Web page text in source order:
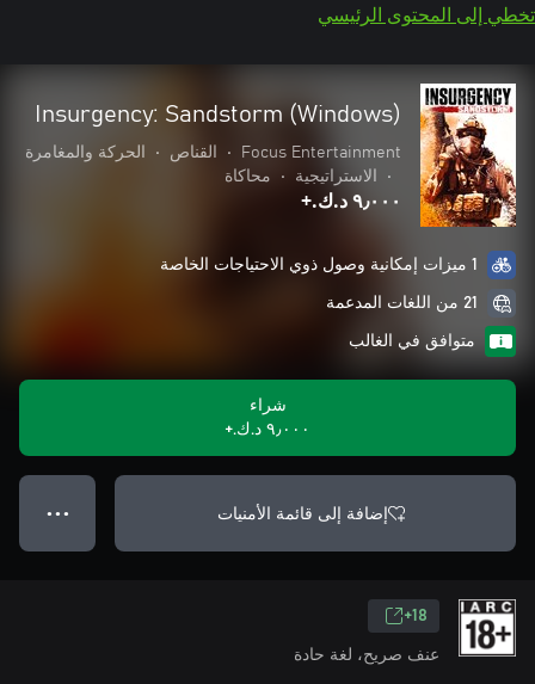
تخطي إلى المحتوى الرئيسي
Insurgency: Sandstorm (Windows)
Focus Entertainment
• القناص •
الحركة والمغامرة
•
الاستراتيجية • محاكاة
٩٫٠٠٠ د.ك.‏+
1 ميزات إمكانية وصول ذوي الاحتياجات الخاصة
21 من اللغات المدعمة
متوافق في الغالب
شراء
٩٫٠٠٠ د.ك.‏+
إضافة إلى قائمة الأمنيات ● ● ●
18+
عنف صريح، لغة حادة